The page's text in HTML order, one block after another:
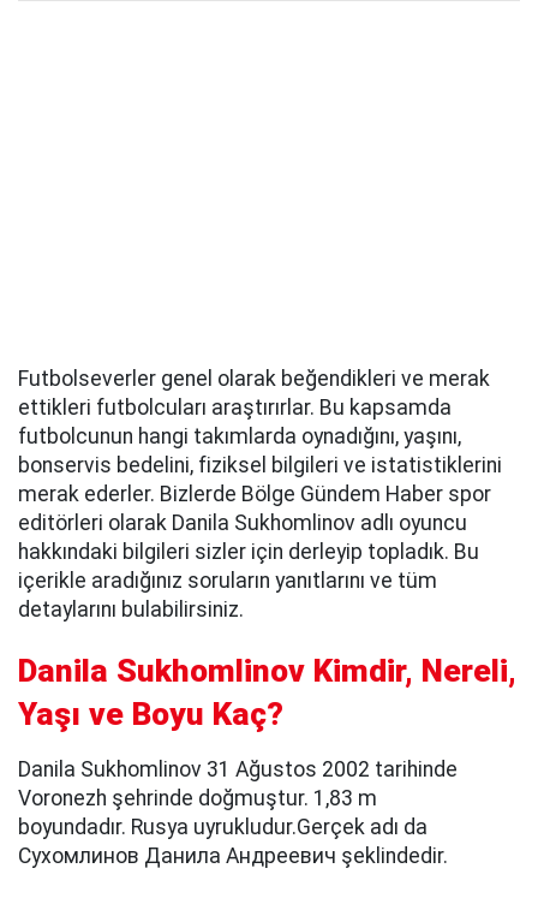
Futbolseverler genel olarak beğendikleri ve merak
ettikleri futbolcuları araştırırlar. Bu kapsamda
futbolcunun hangi takımlarda oynadığını, yaşını,
bonservis bedelini, fiziksel bilgileri ve istatistiklerini
merak ederler. Bizlerde Bölge Gündem Haber spor
editörleri olarak Danila Sukhomlinov adlı oyuncu
hakkındaki bilgileri sizler için derleyip topladık. Bu
içerikle aradığınız soruların yanıtlarını ve tüm
detaylarını bulabilirsiniz.
Danila Sukhomlinov Kimdir, Nereli,
Yaşı ve Boyu Kaç?
Danila Sukhomlinov 31 Ağustos 2002 tarihinde
Voronezh şehrinde doğmuştur. 1,83 m
boyundadır. Rusya uyrukludur.Gerçek adı da
Сухомлинов Данила Андреевич şeklindedir.